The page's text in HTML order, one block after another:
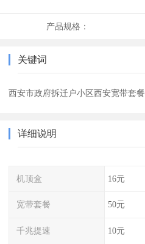
产品规格：
关键词
西安市政府拆迁户小区西安宽带套餐
详细说明
机顶盒 16元
宽带套餐 50元
千兆提速 10元